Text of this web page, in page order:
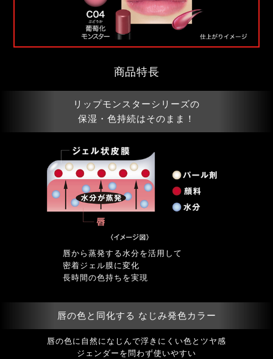
商品特長
リップモンスターシリーズの
保湿・色持続はそのまま！
唇から蒸発する水分を活用して
密着ジェル膜に変化
長時間の色持ちを実現
唇の色と同化する なじみ発色カラー
唇の色に自然になじんで浮きにくい色とツヤ感
ジェンダーを問わず使いやすい